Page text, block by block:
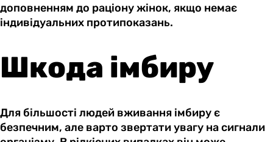
доповненням до раціону жінок, якщо немає
індивідуальних протипоказань.
Шкода імбиру
Для більшості людей вживання імбиру є
безпечним, але варто звертати увагу на сигнали